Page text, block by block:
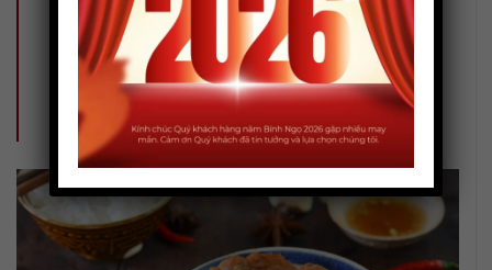
Chúng con lễ bạc tâm thành, trước
án kính lễ, cúi xin được phù hộ độ
Nam mô A Di Đà Phật! (3 lần)